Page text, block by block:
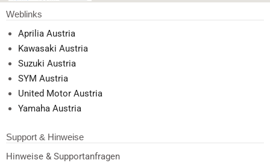
Weblinks
Aprilia Austria
Kawasaki Austria
Suzuki Austria
SYM Austria
United Motor Austria
Yamaha Austria
Support & Hinweise
Hinweise & Supportanfragen